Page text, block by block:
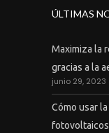
ÚLTIMAS
Maximiza la
gracias a la
junio 29, 2023
Cómo usar
fotovoltaicos